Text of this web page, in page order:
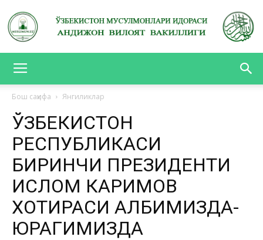
ВАКИЛЛИГИ
Бош саҳифа Янгиликлар
ЎЗБЕКИСТОН
РЕСПУБЛИКАСИ
БИРИНЧИ ПРЕЗИДЕНТИ
ИСЛОМ КАРИМОВ
ХОТИРАСИ ҚАЛБИМИЗДА-
ЮРАГИМИЗДА